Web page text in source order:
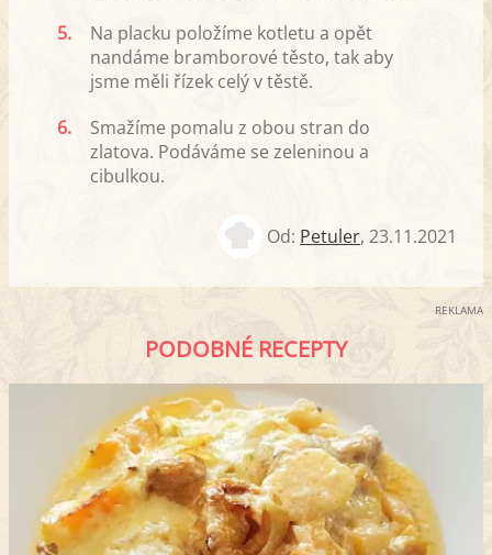
5.
Na placku položíme kotletu a opět
nandáme bramborové těsto, tak aby
jsme měli řízek celý v těstě.
6.
Smažíme pomalu z obou stran do
zlatova. Podáváme se zeleninou a
cibulkou.
Od: Petuler, 23.11.2021
REKLAMA
PODOBNÉ RECEPTY